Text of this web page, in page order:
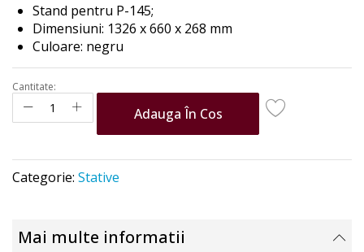
images
gallery
Stand pentru P-145;
Dimensiuni: 1326 x 660 x 268 mm
Culoare: negru
Cantitate:
Adauga În Cos
Categorie: Stative
Mai multe informatii